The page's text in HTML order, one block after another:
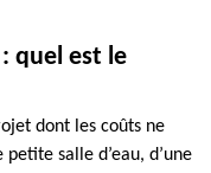
quel est le
dont les coûts ne
salle d’eau, d’une